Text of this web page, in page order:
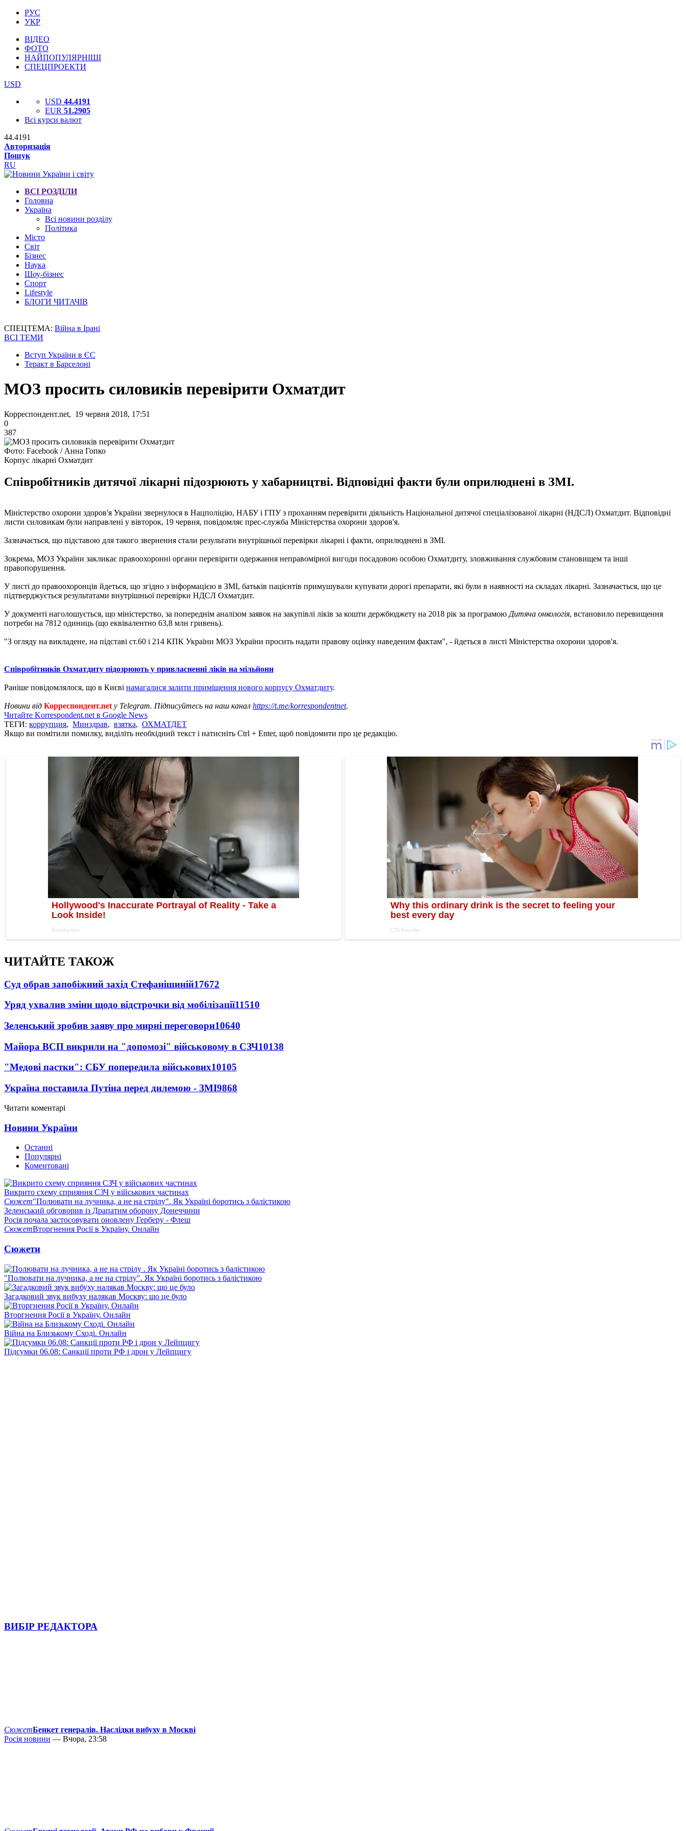
РУС
УКР
ВІДЕО
ФОТО
НАЙПОПУЛЯРНІШІ
СПЕЦПРОЕКТИ
USD
USD 44.4191
EUR 51.2905
Всі курси валют
44.4191
Авторизація
Пошук
RU
ВСІ РОЗДІЛИ
Головна
Україна
Всі новини розділу
Політика
Місто
Світ
Бізнес
Наука
Шоу-бізнес
Спорт
Lifestyle
БЛОГИ ЧИТАЧІВ
СПЕЦТЕМА: Війна в Ірані
ВСІ ТЕМИ
Вступ України в ЄС
Теракт в Барселоні
МОЗ просить силовиків перевірити Охматдит
Корреспондент.net, 19 червня 2018, 17:51
0
387
Фото: Facebook / Анна Гопко
Корпус лікарні Охматдит
Співробітників дитячої лікарні підозрюють у хабарництві. Відповідні факти були оприлюднені в ЗМІ.
Міністерство охорони здоров'я України звернулося в Нацполіцію, НАБУ і ГПУ з проханням перевірити діяльність Національної дитячої спеціалізованої лікарні (НДСЛ) Охматдит. Відповідні
листи силовикам були направлені у вівторок, 19 червня, повідомляє прес-служба Міністерства охорони здоров'я.
Зазначається, що підставою для такого звернення стали результати внутрішньої перевірки лікарні і факти, оприлюднені в ЗМІ.
Зокрема, МОЗ України закликає правоохоронні органи перевірити одержання неправомірної вигоди посадовою особою Охматдиту, зловживання службовим становищем та інші
правопорушення.
У листі до правоохоронців йдеться, що згідно з інформацією в ЗМІ, батьків пацієнтів примушували купувати дорогі препарати, які були в наявності на складах лікарні. Зазначається, що це
підтверджується результатами внутрішньої перевірки НДСЛ Охматдит.
У документі наголошується, що міністерство, за попереднім аналізом заявок на закупівлі ліків за кошти держбюджету на 2018 рік за програмою Дитяча онкологія, встановило перевищення
потреби на 7812 одиниць (що еквівалентно 63,8 млн гривень).
"З огляду на викладене, на підставі ст.60 і 214 КПК України МОЗ України просить надати правову оцінку наведеним фактам", - йдеться в листі Міністерства охорони здоров'я.
Співробітників Охматдиту підозрюють у привласненні ліків на мільйони
Раніше повідомлялося, що в Києві намагалися залити приміщення нового корпусу Охматдиту.
Новини від Корреспондент.net у Telegram. Підписуйтесь на наш канал https://t.me/korrespondentnet.
Читайте Korrespondent.net в Google News
ТЕГИ: коррупция, Минздрав, взятка, ОХМАТДЕТ
Якщо ви помітили помилку, виділіть необхідний текст і натисніть Ctrl + Enter, щоб повідомити про це редакцію.
ЧИТАЙТЕ ТАКОЖ
Суд обрав запобіжний захід Стефанішиній17672
Уряд ухвалив зміни щодо відстрочки від мобілізації11510
Зеленський зробив заяву про мирні переговори10640
Майора ВСП викрили на "допомозі" військовому в СЗЧ10138
"Медові пастки": СБУ попередила військових10105
Україна поставила Путіна перед дилемою - ЗМІ9868
Читати коментарі
Новини України
Останні
Популярні
Коментовані
Викрито схему сприяння СЗЧ у військових частинах
Сюжет"Полювати на лучника, а не на стрілу". Як Україні боротись з балістикою
Зеленський обговорив із Драпатим оборону Донеччини
Росія почала застосовувати оновлену Герберу - Флеш
СюжетВторгнення Росії в Україну. Онлайн
Сюжети
"Полювати на лучника, а не на стрілу". Як Україні боротись з балістикою
Загадковий звук вибуху налякав Москву: що це було
Вторгнення Росії в Україну. Онлайн
Війна на Близькому Сході. Онлайн
Підсумки 06.08: Санкції проти РФ і дрон у Лейпцигу
ВИБІР РЕДАКТОРА
СюжетБенкет генералів. Наслідки вибуху в Москві
Росія новини — Вчора, 23:58